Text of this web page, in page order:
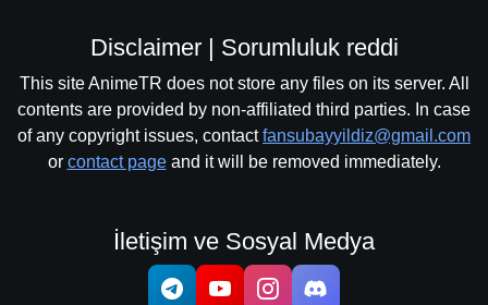
Disclaimer | Sorumluluk reddi
This site AnimeTR does not store any files on its server. All
contents are provided by non-affiliated third parties. In case
of any copyright issues, contactfansubayyildiz@gmail.com
or contact pageand it will be removed immediately.
İletişim ve Sosyal Medya